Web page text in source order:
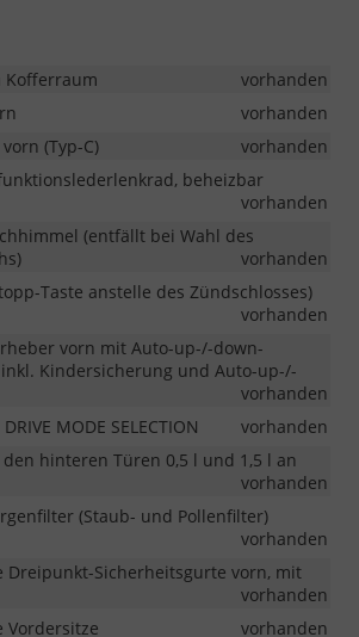
Kofferraum
vorhanden
vorhanden
(Typ-C)
vorhanden
beheizbar
vorhanden
(entfällt bei Wahl des
vorhanden
Taste anstelle des Zündschlosses)
vorhanden
vorn mit Auto-up-/-down-
Kindersicherung und Auto-up-/-
vorhanden
MODE SELECTION
vorhanden
hinteren Türen 0,5 l und 1,5 l an
vorhanden
(Staub- und Pollenfilter)
vorhanden
Dreipunkt-Sicherheitsgurte vorn, mit
vorhanden
Vordersitze
vorhanden